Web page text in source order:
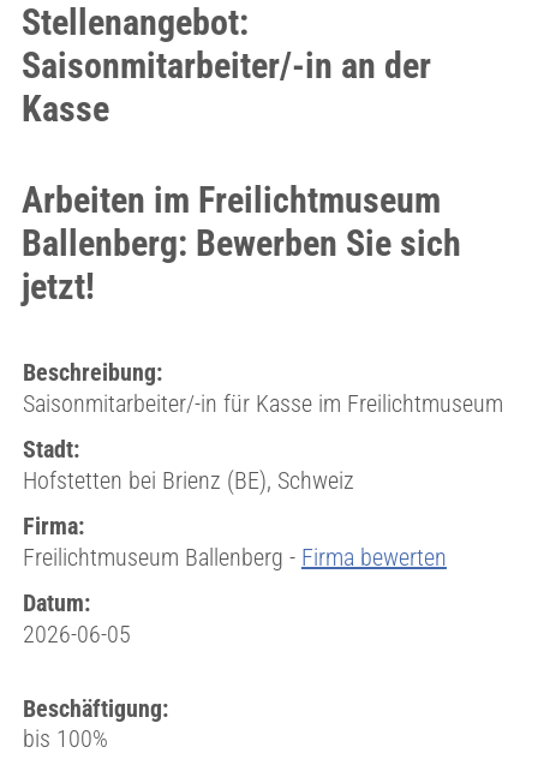
Stellenangebot:
Saisonmitarbeiter/-in an der
Kasse
Arbeiten im Freilichtmuseum
Ballenberg: Bewerben Sie sich
jetzt!
Beschreibung:
Saisonmitarbeiter/-in für Kasse im Freilichtmuseum
Stadt:
Hofstetten bei Brienz (BE), Schweiz
Firma:
Freilichtmuseum Ballenberg - Firma bewerten
Datum:
2026-06-05
Beschäftigung:
bis 100%